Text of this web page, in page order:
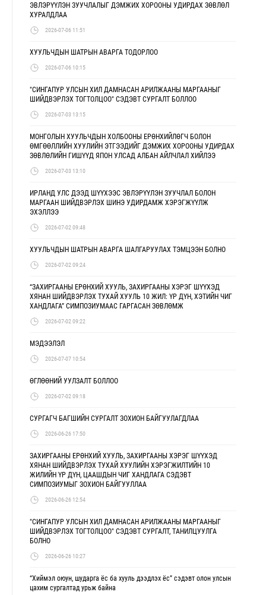
ЭВЛЭРҮҮЛЭН ЗУУЧЛАЛЫГ ДЭМЖИХ ХОРООНЫ УДИРДАХ ЗӨВЛӨЛ
ХУРАЛДЛАА
2026-07-06 11:51
ХУУЛЬЧДЫН ШАТРЫН АВАРГА ТОДОРЛОО
2026-07-06 10:15
"СИНГАПУР УЛСЫН ХИЛ ДАМНАСАН АРИЛЖААНЫ МАРГААНЫГ
ШИЙДВЭРЛЭХ ТОГТОЛЦОО" СЭДЭВТ СУРГАЛТ БОЛЛОО
2026-07-03 13:15
МОНГОЛЫН ХУУЛЬЧДЫН ХОЛБООНЫ ЕРӨНХИЙЛӨГЧ БОЛОН
ӨМГӨӨЛЛИЙН ХУУЛИЙН ЭТГЭЭДИЙГ ДЭМЖИХ ХОРООНЫ УДИРДАХ
ЗӨВЛӨЛИЙН ГИШҮҮД ЯПОН УЛСАД АЛБАН АЙЛЧЛАЛ ХИЙЛЭЭ
2026-07-03 13:10
ИРЛАНД УЛС ДЭЭД ШҮҮХЭЭС ЭВЛЭРҮҮЛЭН ЗУУЧЛАЛ БОЛОН
МАРГААН ШИЙДВЭРЛЭХ ШИНЭ УДИРДАМЖ ХЭРЭГЖҮҮЛЖ
ЭХЭЛЛЭЭ
2026-07-02 09:48
ХУУЛЬЧДЫН ШАТРЫН АВАРГА ШАЛГАРУУЛАХ ТЭМЦЭЭН БОЛНО
2026-07-02 09:24
“ЗАХИРГААНЫ ЕРӨНХИЙ ХУУЛЬ, ЗАХИРГААНЫ ХЭРЭГ ШҮҮХЭД
ХЯНАН ШИЙДВЭРЛЭХ ТУХАЙ ХУУЛЬ 10 ЖИЛ: ҮР ДҮН, ХЭТИЙН ЧИГ
ХАНДЛАГА” СИМПОЗИУМААС ГАРГАСАН ЗӨВЛӨМЖ
2026-07-02 09:22
МЭДЭЭЛЭЛ
2026-07-07 10:54
ӨГЛӨӨНИЙ УУЛЗАЛТ БОЛЛОО
2026-07-02 09:18
СУРГАГЧ БАГШИЙН СУРГАЛТ ЗОХИОН БАЙГУУЛАГДЛАА
2026-06-26 17:50
ЗАХИРГААНЫ ЕРӨНХИЙ ХУУЛЬ, ЗАХИРГААНЫ ХЭРЭГ ШҮҮХЭД
ХЯНАН ШИЙДВЭРЛЭХ ТУХАЙ ХУУЛИЙН ХЭРЭГЖИЛТИЙН 10
ЖИЛИЙН ҮР ДҮН, ЦААШДЫН ЧИГ ХАНДЛАГА СЭДЭВТ
СИМПОЗИУМЫГ ЗОХИОН БАЙГУУЛЛАА
2026-06-26 12:54
"СИНГАПУР УЛСЫН ХИЛ ДАМНАСАН АРИЛЖААНЫ МАРГААНЫГ
ШИЙДВЭРЛЭХ ТОГТОЛЦОО" СЭДЭВТ СУРГАЛТ, ТАНИЛЦУУЛГА
БОЛНО
2026-06-26 10:27
“Хиймэл оюун, шударга ёс ба хууль дээдлэх ёс” сэдэвт олон улсын
цахим сургалтад урьж байна